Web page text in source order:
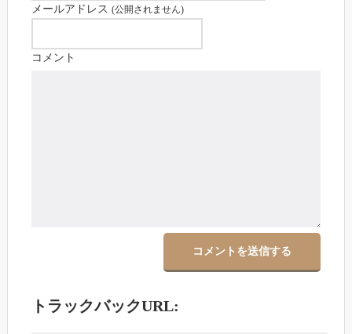
メールアドレス (公開されません)
コメント
トラックバックURL: